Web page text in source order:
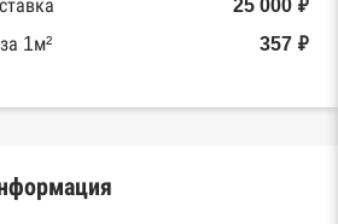
25 000 ₽
1м²
357 ₽